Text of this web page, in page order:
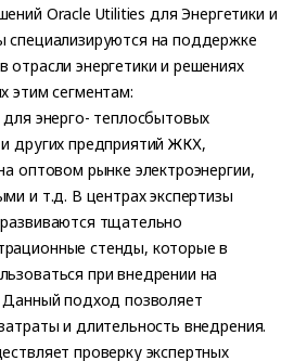
Oracle Utilities для Энергетики и
на поддержке
отрасли энергетики и решениях
этим сегментам:
энерго- теплосбытовых
других предприятий ЖКХ,
оптовом рынке электроэнергии,
и т.д. В центрах экспертизы
тщательно
стенды, которые в
при внедрении на
подход позволяет
и длительность внедрения.
проверку экспертных